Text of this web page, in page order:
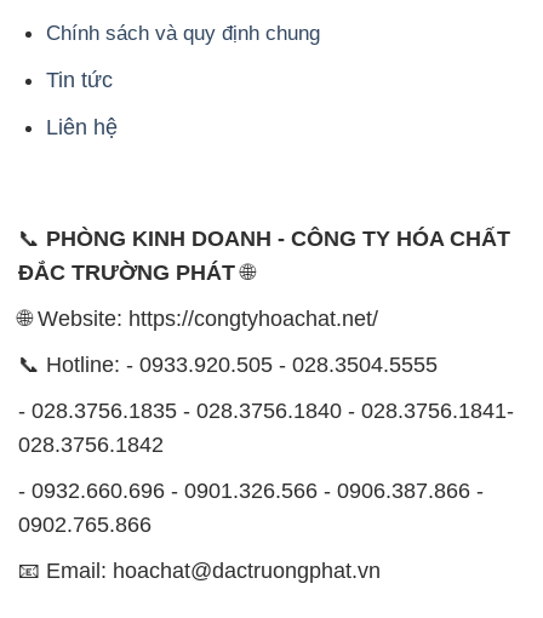
Chính sách và quy định chung
Tin tức
Liên hệ
📞 PHÒNG KINH DOANH - CÔNG TY HÓA CHẤT
ĐẮC TRƯỜNG PHÁT🌐
🌐 Website: https://congtyhoachat.net/
📞 Hotline: - 0933.920.505 - 028.3504.5555
- 028.3756.1835 - 028.3756.1840 - 028.3756.1841-
028.3756.1842
- 0932.660.696 - 0901.326.566 - 0906.387.866 -
0902.765.866
📧 Email: hoachat@dactruongphat.vn